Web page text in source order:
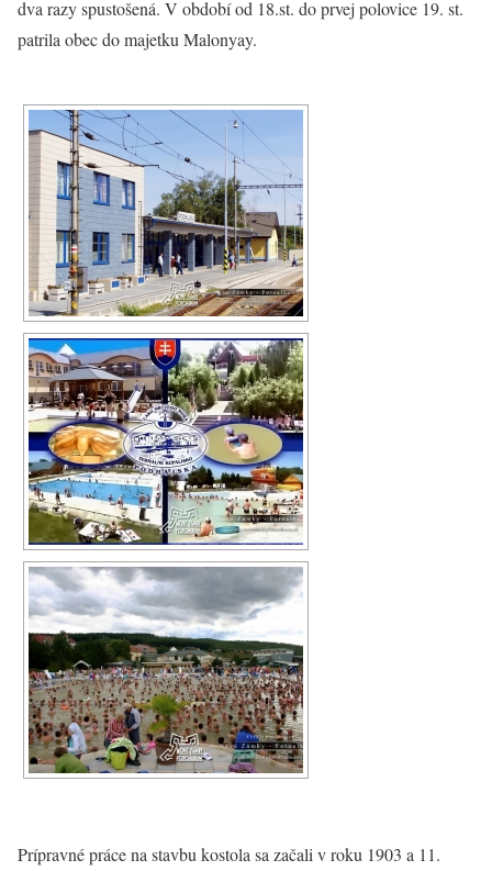
dva razy spustošená. V období od 18.st. do prvej polovice 19. st.
patrila obec do majetku Malonyay.
Prípravné práce na stavbu kostola sa začali v roku 1903 a 11.